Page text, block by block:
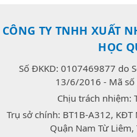
CÔNG TY TNHH XUẤT
HỌC
Số ĐKKD: 0107469877 do
13/6/2016 - Mã
Chịu trách nhiệm:
Trụ sở chính: BT1B-A312,
Quận Nam Từ Liêm,